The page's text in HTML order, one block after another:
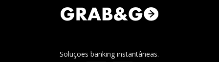
Soluções banking instantâneas.